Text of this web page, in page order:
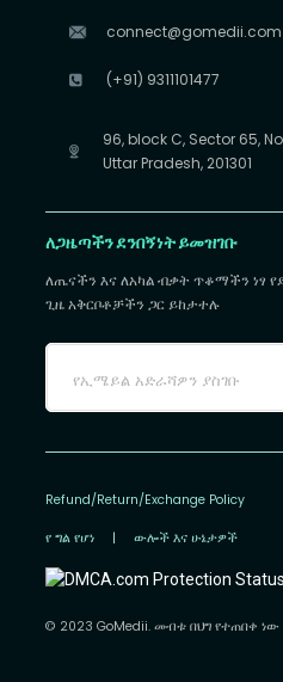
connect@gomedii.com
(+91) 9311101477
96, block C, Sector 65,
Uttar Pradesh, 201301
ለጋዜጣችን ደንበኝነት ይመዝገቡ
ለጤናችን እና ለአካል ብቃት ጥቆማችን ነፃ
ጊዜ አቅርቦቶቻችን ጋር ይከታተሉ
Refund/Return/Exchange Policy
የ ግል የሆነ | ውሎች እና ሁኔታዎች
© 2023 GoMedii. መብቱ በህግ የተጠበቀ ነው